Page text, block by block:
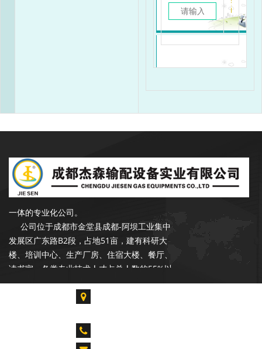
成都杰森成立于2002年9月，注册资本
3500万元，是一家专注于石油、天然气行业
输配产品的开发、设计、生产、销售和服务于
一体的专业化公司。
公司位于成都市金堂县成都-阿坝工业集中
发展区广东路B2段，占地51亩，建有科研大
楼、培训中心、生产厂房、住宿大楼、餐厅、
读书室。各类专业技术人才占总人数的55%以
上，拥有各类生产、检验、试验设备300余台
套，具备年产20000台套设备的能力。是中石
长庆油田、青海油田、新疆油田、华北油田、
胜利油田、辽河油田、设有销售和服务网点。